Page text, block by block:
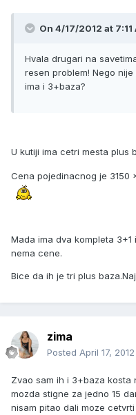
On 4/17/2012 at 7:11
Hvala drugari na
resen problem! Nego
ima i 3+baza?
U kutiji ima cetri mesta plus
Cena pojedinacnog je 3150
Mada ima dva kompleta
nema cene.
Bice da ih je tri plus
zima
Posted April 17, 2012
Zvao sam ih i 3+baza kosta
mozda stigne za jedno 15
nisam pitao dali moze